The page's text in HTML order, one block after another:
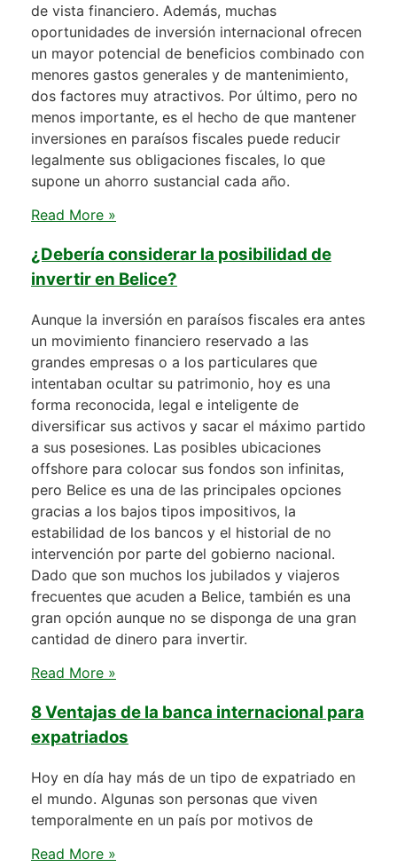
de vista financiero. Además, muchas
oportunidades de inversión internacional ofrecen
un mayor potencial de beneficios combinado con
menores gastos generales y de mantenimiento,
dos factores muy atractivos. Por último, pero no
menos importante, es el hecho de que mantener
inversiones en paraísos fiscales puede reducir
legalmente sus obligaciones fiscales, lo que
supone un ahorro sustancial cada año.
Read More »
¿Debería considerar la posibilidad de
invertir en Belice?
Aunque la inversión en paraísos fiscales era antes
un movimiento financiero reservado a las
grandes empresas o a los particulares que
intentaban ocultar su patrimonio, hoy es una
forma reconocida, legal e inteligente de
diversificar sus activos y sacar el máximo partido
a sus posesiones. Las posibles ubicaciones
offshore para colocar sus fondos son infinitas,
pero Belice es una de las principales opciones
gracias a los bajos tipos impositivos, la
estabilidad de los bancos y el historial de no
intervención por parte del gobierno nacional.
Dado que son muchos los jubilados y viajeros
frecuentes que acuden a Belice, también es una
gran opción aunque no se disponga de una gran
cantidad de dinero para invertir.
Read More »
8 Ventajas de la banca internacional para
expatriados
Hoy en día hay más de un tipo de expatriado en
el mundo. Algunas son personas que viven
temporalmente en un país por motivos de
Read More »